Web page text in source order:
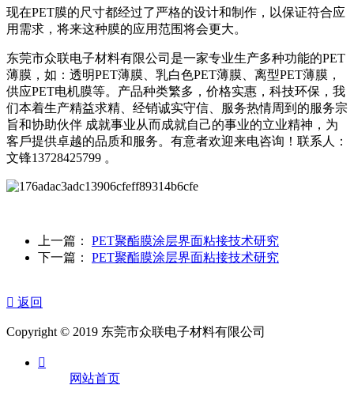
现在PET膜的尺寸都经过了严格的设计和制作，以保证符合应
用需求，将来这种膜的应用范围将会更大。
东莞市众联电子材料有限公司是一家专业生产多种功能的PET
薄膜，如：透明PET薄膜、乳白色PET薄膜、离型PET薄膜，
供应PET电机膜等。产品种类繁多，价格实惠，科技环保，我
们本着生产精益求精、经销诚实守信、服务热情周到的服务宗
旨和协助伙伴 成就事业从而成就自己的事业的立业精神，为
客戶提供卓越的品质和服务。有意者欢迎来电咨询！联系人：
文锋13728425799 。
上一篇： PET聚酯膜涂层界面粘接技术研究
下一篇： PET聚酯膜涂层界面粘接技术研究
 返回
Copyright © 2019 东莞市众联电子材料有限公司

网站首页